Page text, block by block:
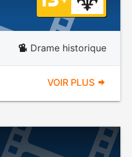
Drame historique
VOIR PLUS